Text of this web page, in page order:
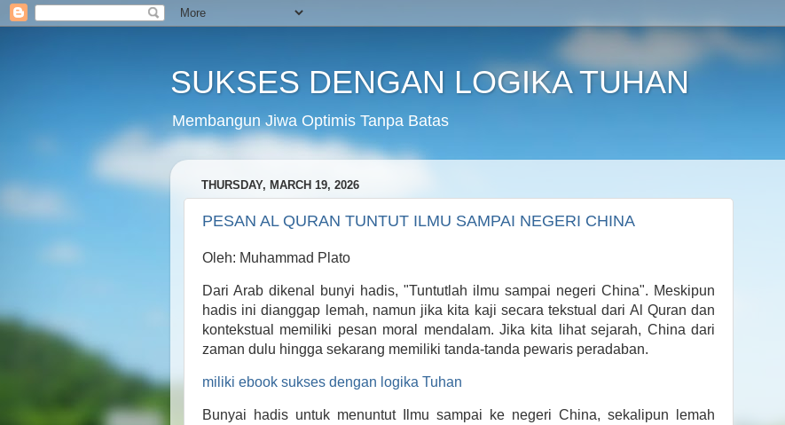
SUKSES DENGAN LOGIKA TUHAN
Membangun Jiwa Optimis Tanpa Batas
THURSDAY, MARCH 19, 2026
PESAN AL QURAN TUNTUT ILMU SAMPAI NEGERI CHINA
Oleh: Muhammad Plato
Dari Arab dikenal bunyi hadis, "Tuntutlah ilmu sampai negeri China". Meskipun
hadis ini dianggap lemah, namun jika kita kaji secara tekstual dari Al Quran dan
kontekstual memiliki pesan moral mendalam. Jika kita lihat sejarah, China dari
zaman dulu hingga sekarang memiliki tanda-tanda pewaris peradaban.
miliki ebook sukses dengan logika Tuhan
Bunyai hadis untuk menuntut Ilmu sampai ke negeri China, sekalipun lemah